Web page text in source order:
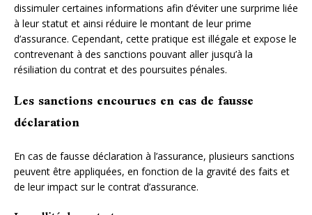
dissimuler certaines informations afin d’éviter une surprime liée
à leur statut et ainsi réduire le montant de leur prime
d’assurance. Cependant, cette pratique est illégale et expose le
contrevenant à des sanctions pouvant aller jusqu’à la
résiliation du contrat et des poursuites pénales.
Les sanctions encourues en cas de fausse
déclaration
En cas de fausse déclaration à l’assurance, plusieurs sanctions
peuvent être appliquées, en fonction de la gravité des faits et
de leur impact sur le contrat d’assurance.